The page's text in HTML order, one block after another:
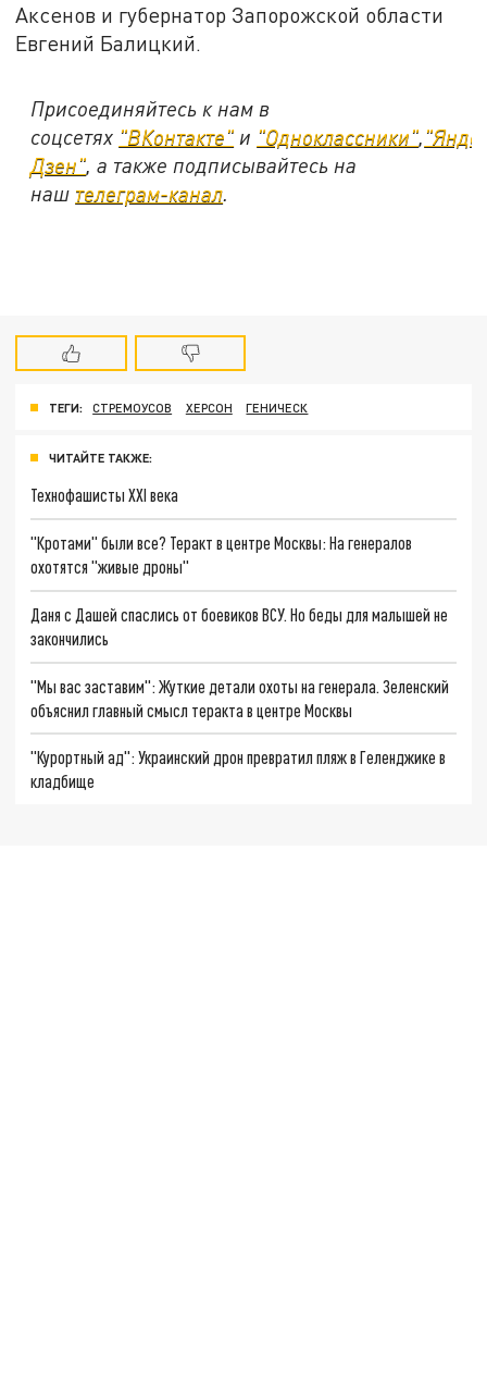
Аксенов и губернатор Запорожской области
Евгений Балицкий.
Присоединяйтесь к нам в
соцсетях "ВКонтакте" и "Одноклассники"
Дзен" , а также подписывайтесь на
наш телеграм-канал
ТЕГИ: СТРЕМОУСОВ ХЕРСОН ГЕНИЧЕСК
ЧИТАЙТЕ ТАКЖЕ:
Технофашисты XXI века
"Кротами" были все? Теракт в центре Москвы: На генералов
охотятся "живые дроны"
Даня с Дашей спаслись от боевиков ВСУ. Но беды для малышей не
закончились
"Мы вас заставим": Жуткие детали охоты на генерала. Зеленский
объяснил главный смысл теракта в центре Москвы
"Курортный ад": Украинский дрон превратил пляж в Геленджике в
кладбище